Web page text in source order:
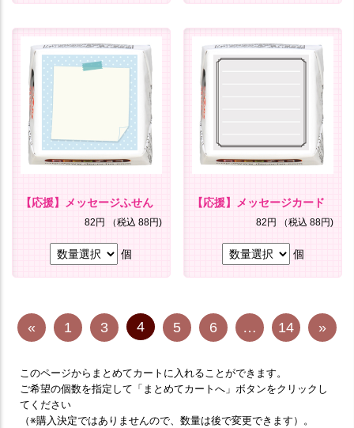
【応援】メッセージふせん
82円 （税込 88円)
個
【応援】メッセージカード
82円 （税込 88円)
個
« 1 3 4 5 6 … 14 »
このページからまとめてカートに入れることができます。
ご希望の個数を指定して「まとめてカートへ」ボタンをクリックし
てください
（※購入決定ではありませんので、数量は後で変更できます）。